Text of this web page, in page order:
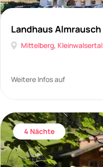
Landhaus Almrausch
Mittelberg, Kleinwalsertal
Weitere Infos auf
4 Nächte